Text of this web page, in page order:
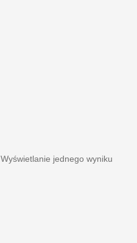
Wyświetlanie jednego wyniku